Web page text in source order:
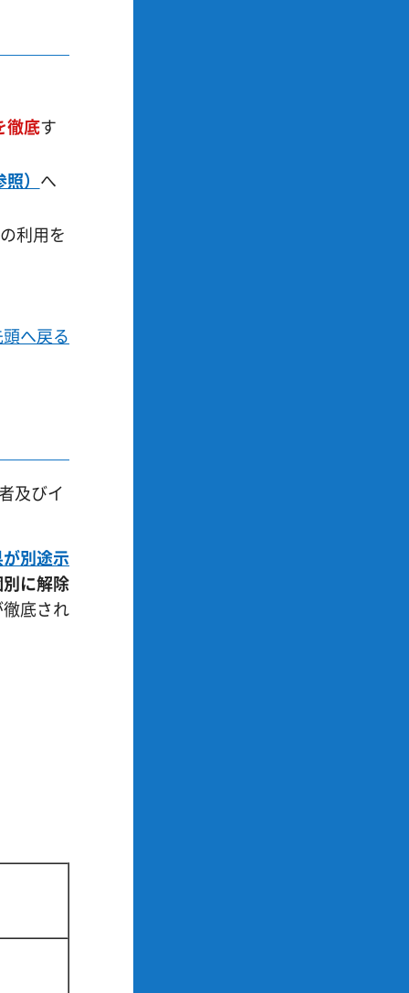
徹底す
） へ
の利用を
へ戻る
及びイ
別途示
に解除
底され